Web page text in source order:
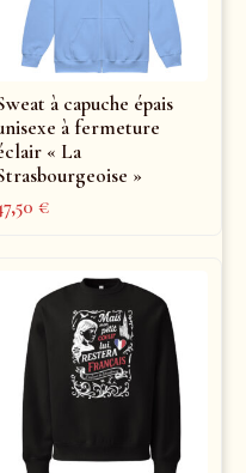
à capuche épais
à fermeture
« La
»
€